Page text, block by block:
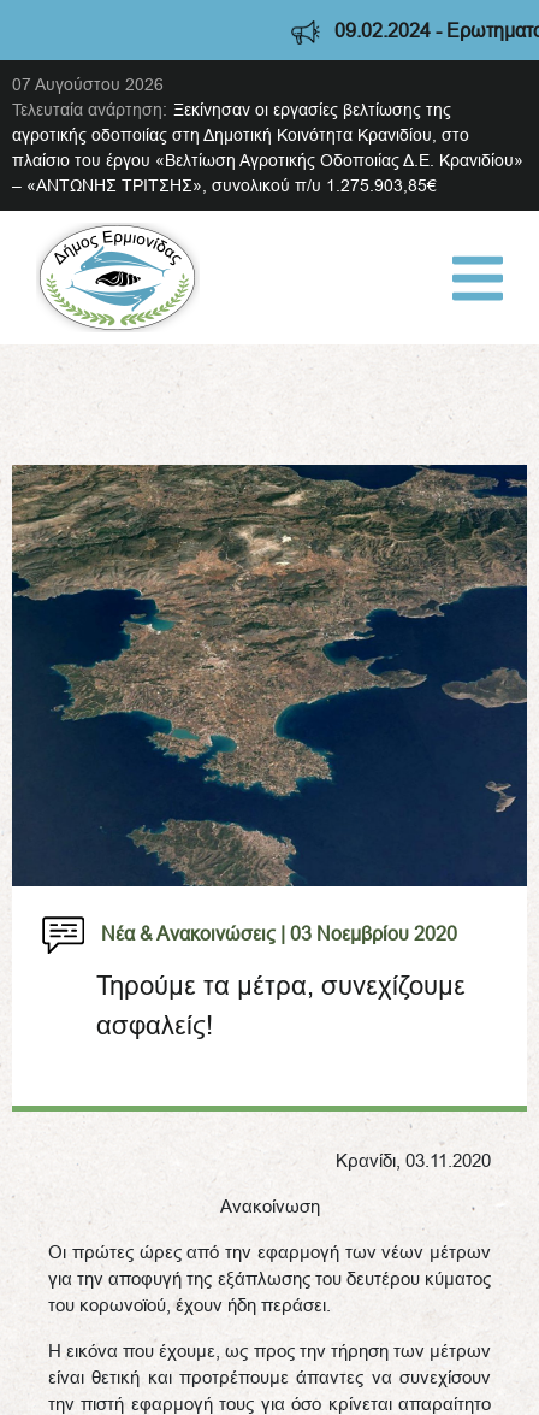
09.02.2024 -
07 Αυγούστου 2026
Τελευταία ανάρτηση: Ξεκίνησαν οι εργασίες βελτίωσης της
αγροτικής οδοποιίας στη Δημοτική Κοινότητα Κρανιδίου, στο
πλαίσιο του έργου «Βελτίωση Αγροτικής Οδοποιίας Δ.Ε. Κρανιδίου»
– «ΑΝΤΩΝΗΣ ΤΡΙΤΣΗΣ», συνολικού π/υ 1.275.903,85€
Νέα & Ανακοινώσεις | 03 Νοεμβρίου 2020
Τηρούμε τα μέτρα, συνεχίζουμε
ασφαλείς!
Κρανίδι, 03.11.2020
Ανακοίνωση
Οι πρώτες ώρες από την εφαρμογή των νέων μέτρων
για την αποφυγή της εξάπλωσης του δευτέρου κύματος
του κορωνοϊού, έχουν ήδη περάσει.
Η εικόνα που έχουμε, ως προς την τήρηση των μέτρων
είναι θετική και προτρέπουμε άπαντες να συνεχίσουν
την πιστή εφαρμογή τους για όσο κρίνεται απαραίτητο